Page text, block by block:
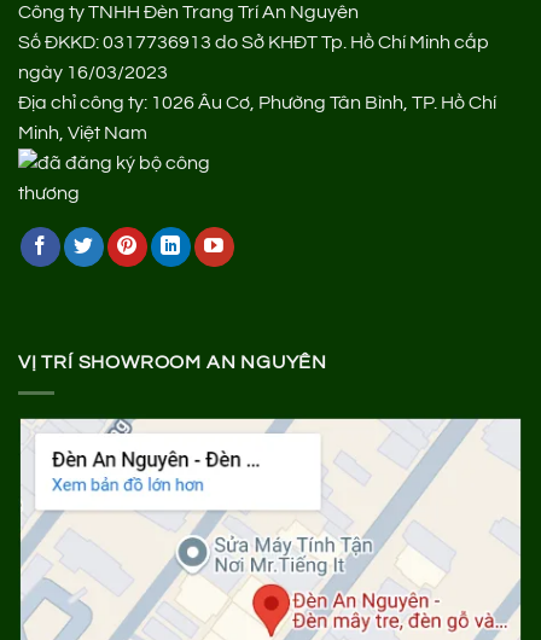
Công ty TNHH Đèn Trang Trí An Nguyên
Số ĐKKD: 0317736913 do Sở KHĐT Tp. Hồ Chí Minh cấp
ngày 16/03/2023
Địa chỉ công ty: 1026 Âu Cơ, Phường Tân Bình, TP. Hồ Chí
Minh, Việt Nam
VỊ TRÍ SHOWROOM AN NGUYÊN